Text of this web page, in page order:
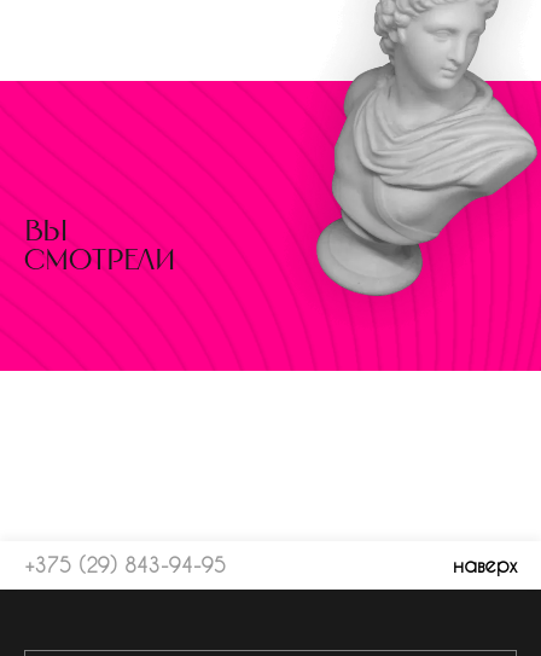
вы
смотрели
+375 (29) 843-94-95 наверх